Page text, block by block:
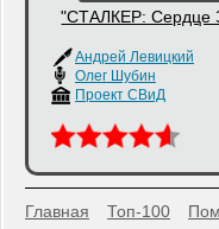
"СТАЛКЕР: Сердце
Андрей Левицкий
Олег Шубин
Проект СВиД
Главная Топ-100